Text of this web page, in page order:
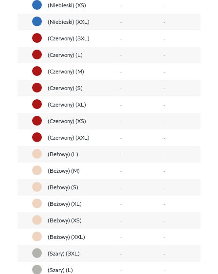
(Niebieski) (XS) -
-
(Niebieski) (XXL)
-
-
(Czerwony) (3XL)
-
-
(Czerwony) (L)
-
-
(Czerwony) (M)
-
-
(Czerwony) (S)
-
-
(Czerwony) (XL)
-
-
(Czerwony) (XS)
-
-
(Czerwony) (XXL)
-
-
(Beżowy) (L)
-
-
(Beżowy) (M)
-
-
(Beżowy) (S)
-
-
(Beżowy) (XL)
-
-
(Beżowy) (XS)
-
-
(Beżowy) (XXL)
-
-
(Szary) (3XL)
-
-
(Szary) (L)
-
-